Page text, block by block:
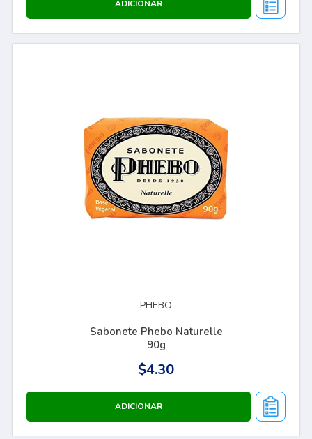
PHEBO
Sabonete Phebo Naturelle
90g
$4.30